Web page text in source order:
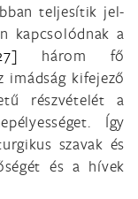
teljesítik jel-
kapcsolódnak a
három fő
kifejező
részvételét a
Így
szavak és
és a hívek